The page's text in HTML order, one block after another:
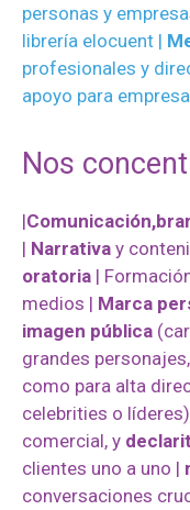
personas y
librería elocuent |
profesionales y
apoyo para
Nos
|
| Narrativa y
oratoria |
medios | Marca
imagen pública
grandes
como para alta
celebrities o
comercial, y
clientes uno a uno |
conversaciones